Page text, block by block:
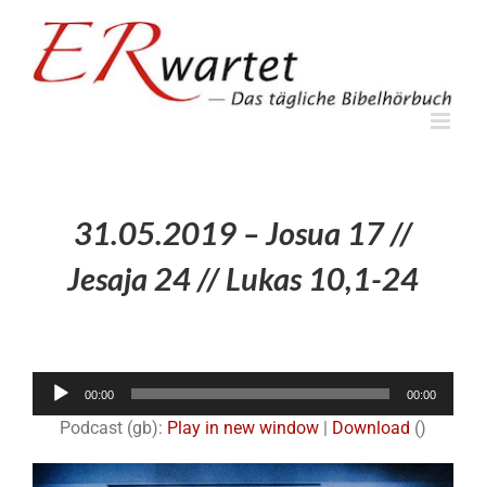
springen
31.05.2019 – Josua 17 //
Jesaja 24 // Lukas 10,1-24
Audio-
00:00 00:00
Podcast (gb): Play in new window Download ()